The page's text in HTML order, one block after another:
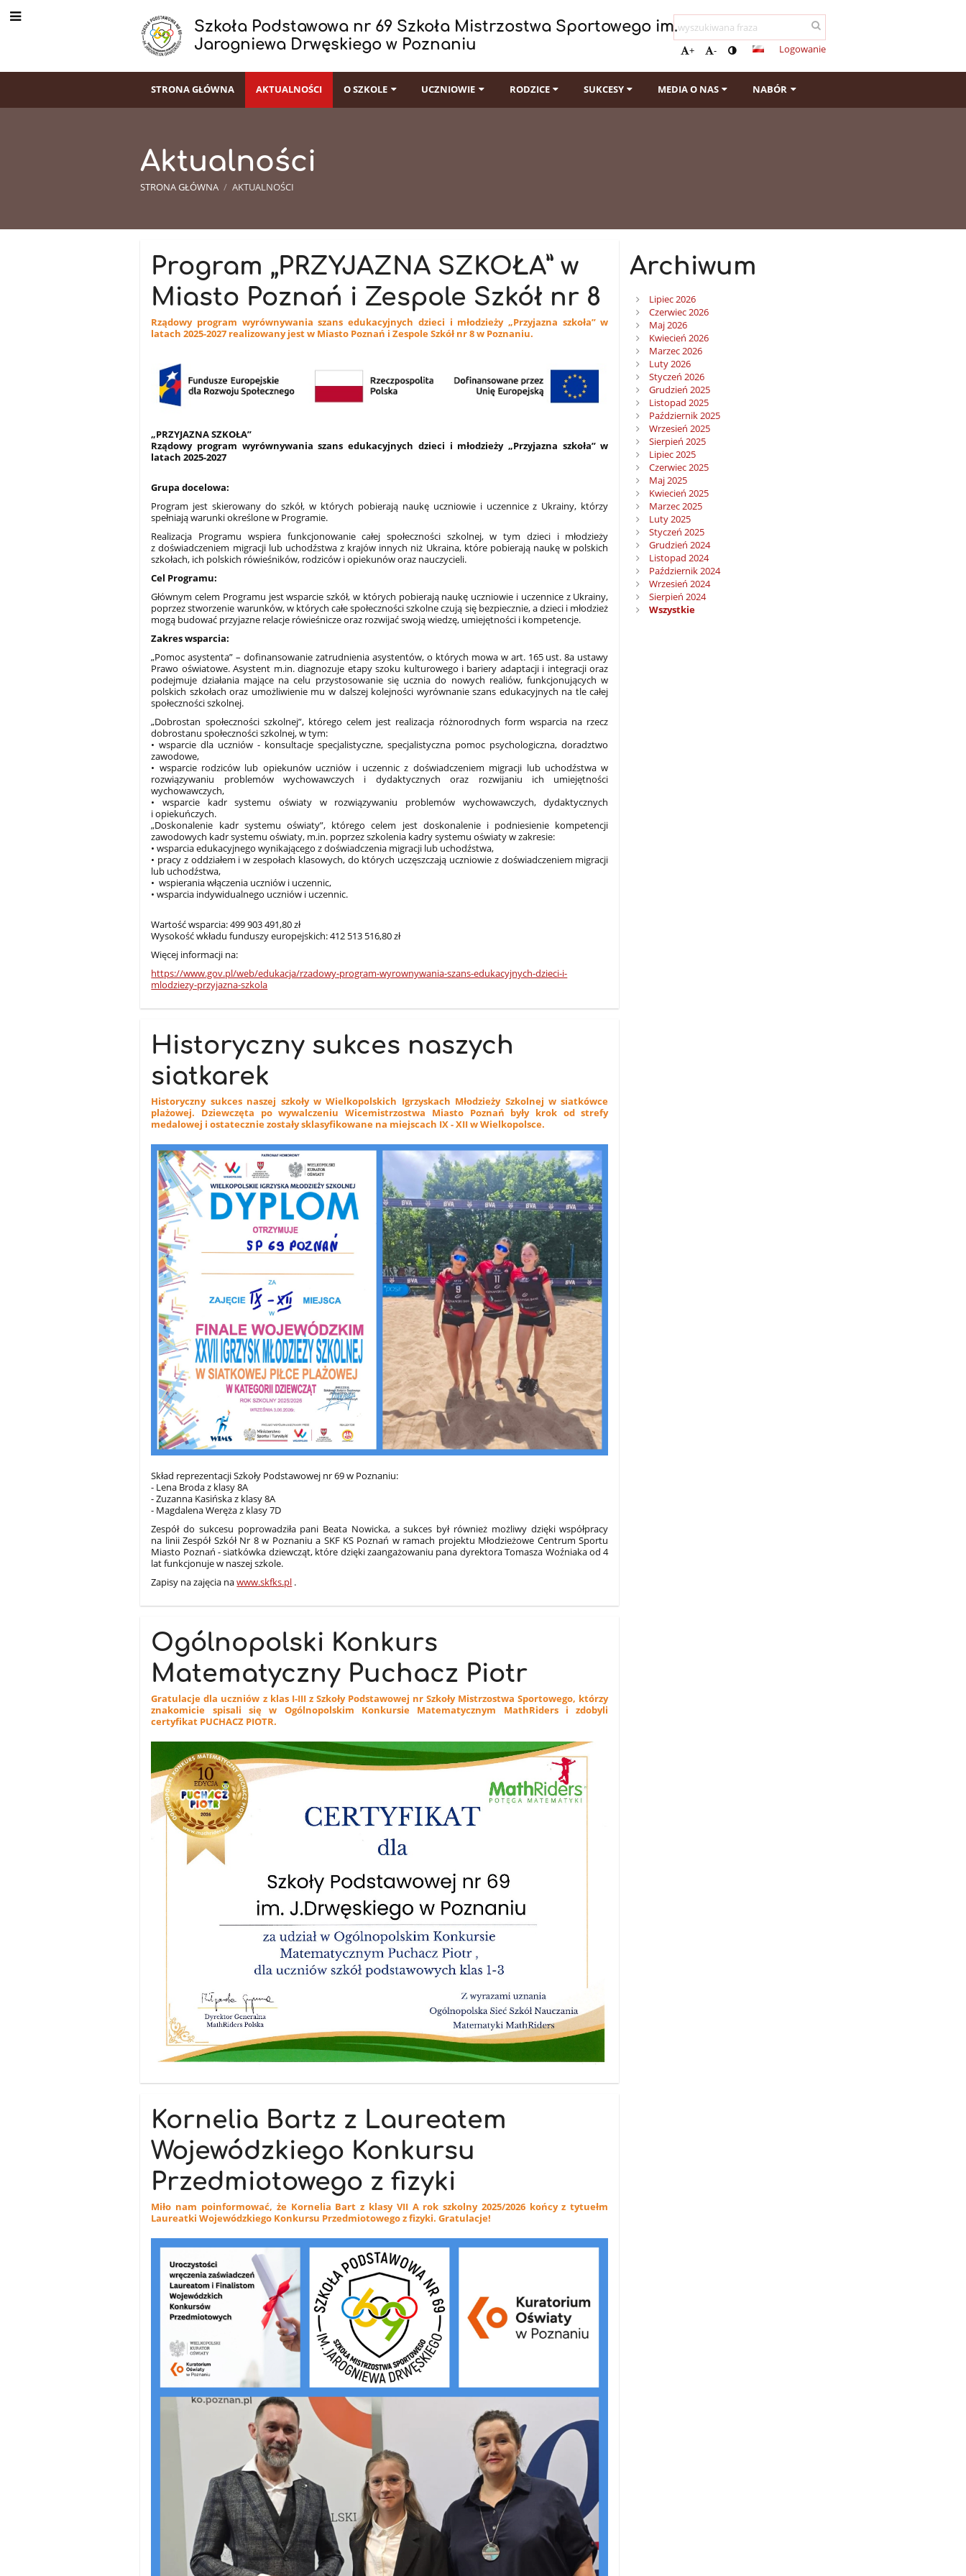
Szkoła Podstawowa nr 69 Szkoła Mistrzostwa Sportowego im.
Jarogniewa Drwęskiego w Poznaniu
+ - Logowanie
STRONA GŁÓWNA AKTUALNOŚCI O SZKOLE UCZNIOWIE RODZICE SUKCESY MEDIA O NAS NABÓR
Aktualności
STRONA GŁÓWNA / AKTUALNOŚCI
Aktualności
Program „PRZYJAZNA SZKOŁA” w
Miasto Poznań i Zespole Szkół nr 8
Rządowy program wyrównywania szans edukacyjnych dzieci i młodzieży „Przyjazna szkoła” w
latach 2025-2027 realizowany jest w Miasto Poznań i Zespole Szkół nr 8 w Poznaniu.
„PRZYJAZNA SZKOŁA”
Rządowy program wyrównywania szans edukacyjnych dzieci i młodzieży „Przyjazna szkoła” w
latach 2025-2027
Grupa docelowa:
Program jest skierowany do szkół, w których pobierają naukę uczniowie i uczennice z Ukrainy, którzy
spełniają warunki określone w Programie.
Realizacja Programu wspiera funkcjonowanie całej społeczności szkolnej, w tym dzieci i młodzieży
z doświadczeniem migracji lub uchodźstwa z krajów innych niż Ukraina, które pobierają naukę w polskich
szkołach, ich polskich rówieśników, rodziców i opiekunów oraz nauczycieli.
Cel Programu:
Głównym celem Programu jest wsparcie szkół, w których pobierają naukę uczniowie i uczennice z Ukrainy,
poprzez stworzenie warunków, w których całe społeczności szkolne czują się bezpiecznie, a dzieci i młodzież
mogą budować przyjazne relacje rówieśnicze oraz rozwijać swoją wiedzę, umiejętności i kompetencje.
Zakres wsparcia:
„Pomoc asystenta” – dofinansowanie zatrudnienia asystentów, o których mowa w art. 165 ust. 8a ustawy
Prawo oświatowe. Asystent m.in. diagnozuje etapy szoku kulturowego i bariery adaptacji i integracji oraz
podejmuje działania mające na celu przystosowanie się ucznia do nowych realiów, funkcjonujących w
polskich szkołach oraz umożliwienie mu w dalszej kolejności wyrównanie szans edukacyjnych na tle całej
społeczności szkolnej.
„Dobrostan społeczności szkolnej”, którego celem jest realizacja różnorodnych form wsparcia na rzecz
dobrostanu społeczności szkolnej, w tym:
• wsparcie dla uczniów - konsultacje specjalistyczne, specjalistyczna pomoc psychologiczna, doradztwo
zawodowe,
• wsparcie rodziców lub opiekunów uczniów i uczennic z doświadczeniem migracji lub uchodźstwa w
rozwiązywaniu problemów wychowawczych i dydaktycznych oraz rozwijaniu ich umiejętności
wychowawczych,
• wsparcie kadr systemu oświaty w rozwiązywaniu problemów wychowawczych, dydaktycznych
i opiekuńczych.
„Doskonalenie kadr systemu oświaty”, którego celem jest doskonalenie i podniesienie kompetencji
zawodowych kadr systemu oświaty, m.in. poprzez szkolenia kadry systemu oświaty w zakresie:
• wsparcia edukacyjnego wynikającego z doświadczenia migracji lub uchodźstwa,
• pracy z oddziałem i w zespołach klasowych, do których uczęszczają uczniowie z doświadczeniem migracji
lub uchodźstwa,
• wspierania włączenia uczniów i uczennic,
• wsparcia indywidualnego uczniów i uczennic.
Wartość wsparcia: 499 903 491,80 zł
Wysokość wkładu funduszy europejskich: 412 513 516,80 zł
Więcej informacji na:
https://www.gov.pl/web/edukacja/rzadowy-program-wyrownywania-szans-edukacyjnych-dzieci-i-
mlodziezy-przyjazna-szkola
Historyczny sukces naszych
siatkarek
Historyczny sukces naszej szkoły w Wielkopolskich Igrzyskach Młodzieży Szkolnej w siatkówce
plażowej. Dziewczęta po wywalczeniu Wicemistrzostwa Miasto Poznań były krok od strefy
medalowej i ostatecznie zostały sklasyfikowane na miejscach IX - XII w Wielkopolsce.
Skład reprezentacji Szkoły Podstawowej nr 69 w Poznaniu:
- Lena Broda z klasy 8A
- Zuzanna Kasińska z klasy 8A
- Magdalena Weręża z klasy 7D
Zespół do sukcesu poprowadziła pani Beata Nowicka, a sukces był również możliwy dzięki współpracy
na linii Zespół Szkół Nr 8 w Poznaniu a SKF KS Poznań w ramach projektu Młodzieżowe Centrum Sportu
Miasto Poznań - siatkówka dziewcząt, które dzięki zaangażowaniu pana dyrektora Tomasza Woźniaka od 4
lat funkcjonuje w naszej szkole.
Zapisy na zajęcia nawww.skfks.pl .
Ogólnopolski Konkurs
Matematyczny Puchacz Piotr
Gratulacje dla uczniów z klas I-III z Szkoły Podstawowej nr Szkoły Mistrzostwa Sportowego, którzy
znakomicie spisali się w Ogólnopolskim Konkursie Matematycznym MathRiders i zdobyli
certyfikat PUCHACZ PIOTR.
Kornelia Bartz z Laureatem
Wojewódzkiego Konkursu
Przedmiotowego z fizyki
Miło nam poinformować, że Kornelia Bart z klasy VII A rok szkolny 2025/2026 końcy z tytuełm
Laureatki Wojewódzkiego Konkursu Przedmiotowego z fizyki. Gratulacje!
Archiwum
Lipiec 2026
Czerwiec 2026
Maj 2026
Kwiecień 2026
Marzec 2026
Luty 2026
Styczeń 2026
Grudzień 2025
Listopad 2025
Październik 2025
Wrzesień 2025
Sierpień 2025
Lipiec 2025
Czerwiec 2025
Maj 2025
Kwiecień 2025
Marzec 2025
Luty 2025
Styczeń 2025
Grudzień 2024
Listopad 2024
Październik 2024
Wrzesień 2024
Sierpień 2024
Wszystkie